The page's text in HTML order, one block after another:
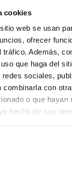
cookies
web se usan
ofrecer
Además,
que haga del
sociales,
combinarla con
o que hayan
hecho de sus